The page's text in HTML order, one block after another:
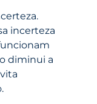
incerteza
diminui a